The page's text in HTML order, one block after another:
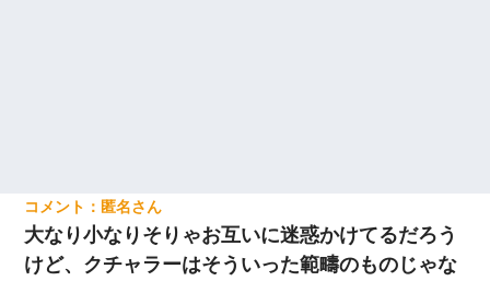
匿名
大なり小なりそりゃお互いに迷惑かけてるだろう
けど、クチャラーはそういった範疇のものじゃな